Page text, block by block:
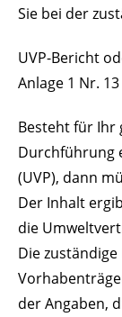
Sie bei der
UVP-Bericht
Anlage 1 Nr.
Besteht für Ihr
Durchführung
(UVP), dann
Der Inhalt
die
Die
der Angaben,